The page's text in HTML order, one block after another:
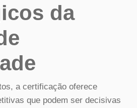
da
a certificação oferece
que podem ser decisivas